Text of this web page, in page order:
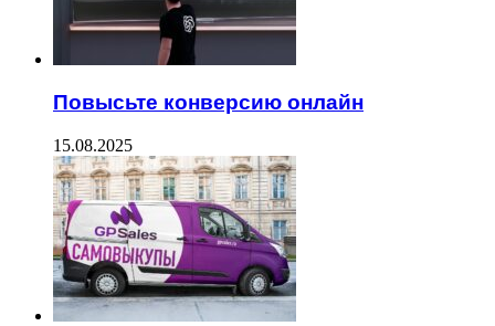
Повысьте конверсию онлайн
15.08.2025